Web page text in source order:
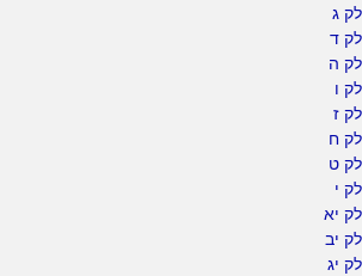
ג
ד
ה
ו
ז
ח
ט
י
יא
יב
יג